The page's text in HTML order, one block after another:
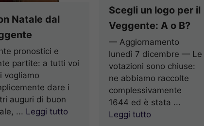
Natale dal
pronostici e
partite: a tutti voi
vogliamo
dare i
auguri di buon
... Leggi tutto
Scegli un logo per il
Veggente: A o B?
— Aggiornamento
lunedì 7 dicembre — Le
votazioni sono chiuse:
ne abbiamo raccolte
complessivamente
1644 ed è stata ...
Leggi tutto